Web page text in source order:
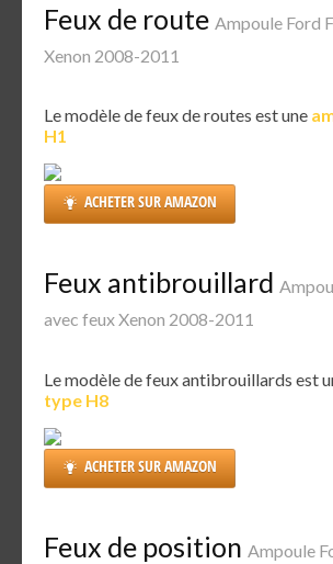
Feux de route Ampoule Ford
Xenon 2008-2011
Le modèle de feux de routes est une
H1
ACHETER SUR AMAZON
Feux antibrouillard
avec feux Xenon 2008-2011
Le modèle de feux antibrouillards est
type H8
ACHETER SUR AMAZON
Feux de position Ampoule